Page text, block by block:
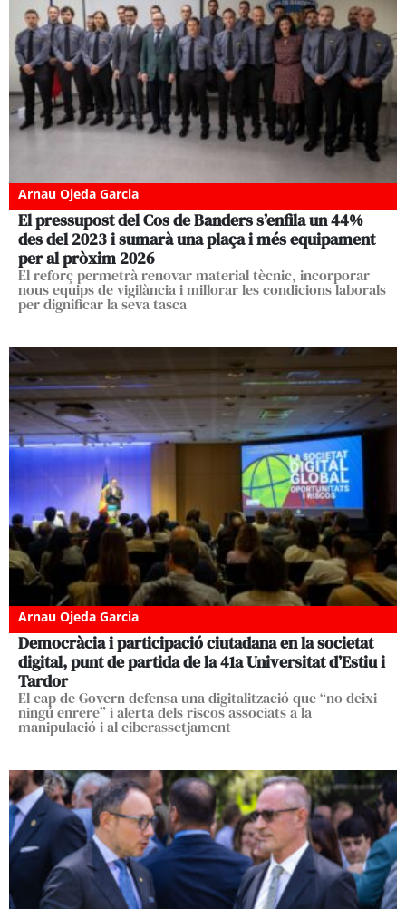
Arnau Ojeda Garcia
El pressupost del Cos de Banders s’enfila un 44%
des del 2023 i sumarà una plaça i més equipament
per al pròxim 2026
El reforç permetrà renovar material tècnic, incorporar
nous equips de vigilància i millorar les condicions laborals
per dignificar la seva tasca
Arnau Ojeda Garcia
Democràcia i participació ciutadana en la societat
digital, punt de partida de la 41a Universitat d’Estiu i
Tardor
El cap de Govern defensa una digitalització que “no deixi
ningú enrere” i alerta dels riscos associats a la
manipulació i al ciberassetjament